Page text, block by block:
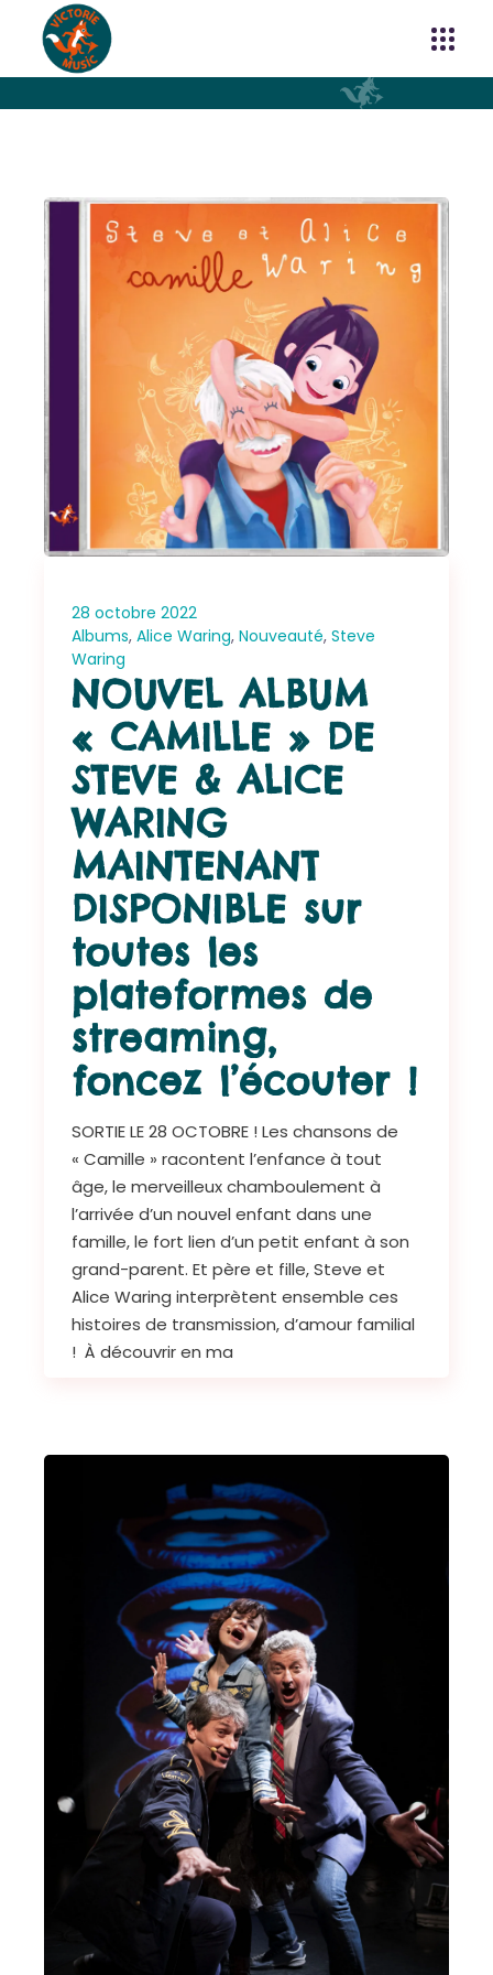
28 octobre 2022
Albums,Alice Waring,Nouveauté,Steve
Waring
NOUVEL ALBUM
« CAMILLE » DE
STEVE & ALICE
WARING
MAINTENANT
DISPONIBLE sur
toutes les
plateformes de
streaming,
foncez l’écouter !
SORTIE LE 28 OCTOBRE ! Les chansons de
« Camille » racontent l’enfance à tout
âge, le merveilleux chamboulement à
l’arrivée d’un nouvel enfant dans une
famille, le fort lien d’un petit enfant à son
grand-parent. Et père et fille, Steve et
Alice Waring interprètent ensemble ces
histoires de transmission, d’amour familial
! À découvrir en ma